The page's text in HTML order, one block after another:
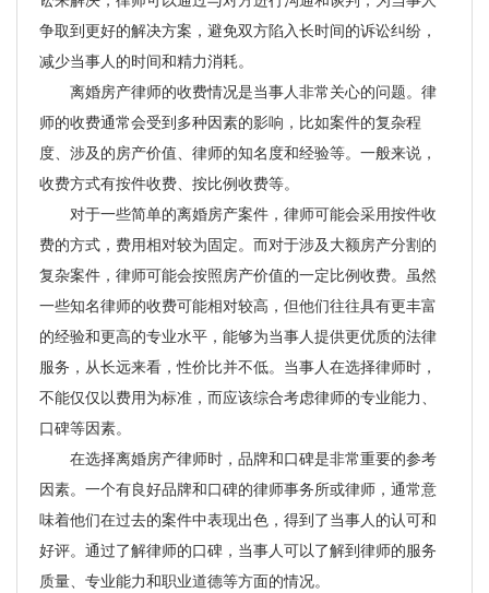
争取到更好的解决方案，避免双方陷入长时间的诉讼纠纷，
减少当事人的时间和精力消耗。
离婚房产律师的收费情况是当事人非常关心的问题。律
师的收费通常会受到多种因素的影响，比如案件的复杂程
度、涉及的房产价值、律师的知名度和经验等。一般来说，
收费方式有按件收费、按比例收费等。
对于一些简单的离婚房产案件，律师可能会采用按件收
费的方式，费用相对较为固定。而对于涉及大额房产分割的
复杂案件，律师可能会按照房产价值的一定比例收费。虽然
一些知名律师的收费可能相对较高，但他们往往具有更丰富
的经验和更高的专业水平，能够为当事人提供更优质的法律
服务，从长远来看，性价比并不低。当事人在选择律师时，
不能仅仅以费用为标准，而应该综合考虑律师的专业能力、
口碑等因素。
在选择离婚房产律师时，品牌和口碑是非常重要的参考
因素。一个有良好品牌和口碑的律师事务所或律师，通常意
味着他们在过去的案件中表现出色，得到了当事人的认可和
好评。通过了解律师的口碑，当事人可以了解到律师的服务
质量、专业能力和职业道德等方面的情况。